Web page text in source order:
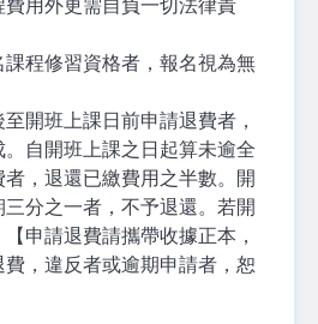
用外更需自負一切法律責
課程修習資格者，報名視為無
開班上課日前申請退費者，
自開班上課之日起算未逾全
，退還已繳費用之半數。開
分之一者，不予退還。若開
申請退費請攜帶收據正本，
，違反者或逾期申請者，恕